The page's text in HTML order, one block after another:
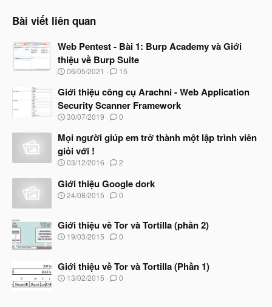
Bài viết liên quan
Web Pentest - Bài 1: Burp Academy và Giới
thiệu về Burp Suite
N
à
b
ắ
đ
ầ
u
06/05/2021 15
Giới thiệu công cụ Arachni - Web Application
Security Scanner Framework
N
à
y
b
ắ
đ
ầ
30/07/2019 0
Mọi người giúp em trở thành một lập trình viên
giỏi với !
N
à
y
b
t
đ
ầ
03/12/2016 2
Giới thiệu Google dork
N
y
b
ắ
đ
ầ
u
24/08/2015 0
Giới thiệu về Tor và Tortilla (phần 2)
N
y
b
ắ
19/03/2015 0
Giới thiệu về Tor và Tortilla (Phần 1)
N
13/02/2015 0